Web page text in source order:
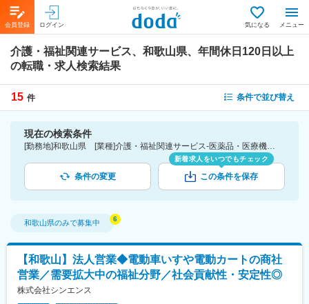
会員登録 ログイン 気になる メニュー
介護・福祉関連サービス、和歌山県、年間休日120日以上
の転職・求人検索結果
15 件 条件で並び替え
現在の検索条件
[勤務地]和歌山県 [業種]介護・福祉関連サービス-医薬品・医療機器・ライフサイエンス・医療系サービス [こだわり条件ピックアップ]年間休日120日以上 [詳細条件](休日・働き方)年間休日120日以上
条件の変更
新着求人をいつでもチェック
この条件を保存
和歌山県のみで募集中
【和歌山】法人営業◆電動車いすや電動カートの商社
営業／需要拡大中の福祉分野／社会貢献性・安定性◎
株式会社シンエンス